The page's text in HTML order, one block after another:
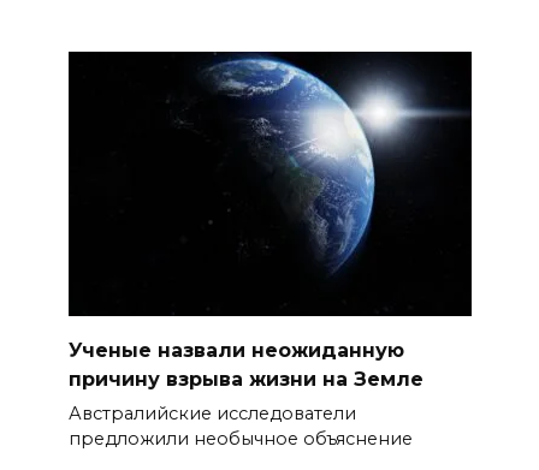
Ученые назвали неожиданную
причину взрыва жизни на Земле
Австралийские исследователи
предложили необычное объяснение